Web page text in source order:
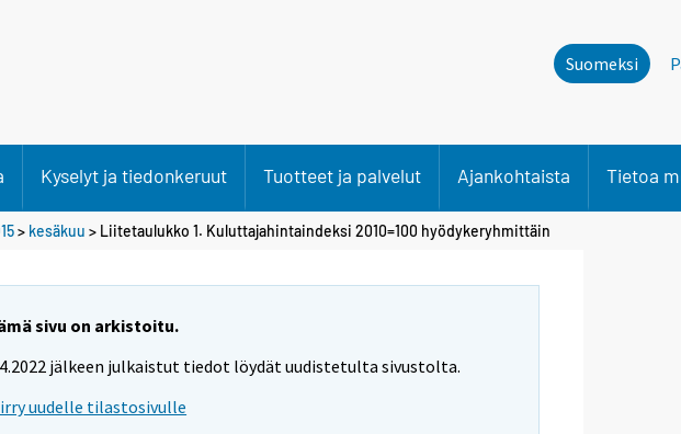
Suomeksi
Kyselyt ja tiedonkeruut Tuotteet ja palvelut Ajankohtaista Tietoa
> kesäkuu > Liitetaulukko 1. Kuluttajahintaindeksi 2010=100 hyödykeryhmittäin
sivu on arkistoitu.
jälkeen julkaistut tiedot löydät uudistetulta sivustolta.
uudelle tilastosivulle